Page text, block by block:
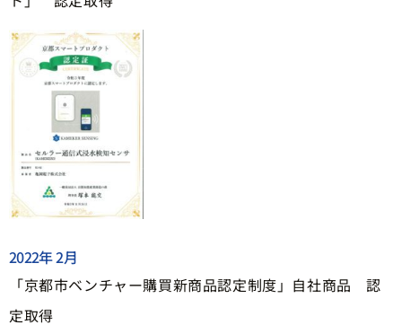
2022年 2月
「京都市ベンチャー購買新商品認定制度」自社商品 認
定取得